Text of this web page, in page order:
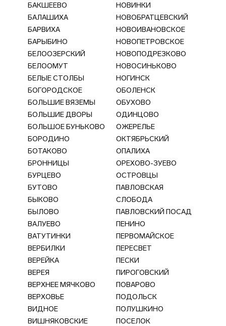
БАКШЕЕВО
БАЛАШИХА
БАРВИХА
БАРЫБИНО
БЕЛООЗЕРСКИЙ
БЕЛООМУТ
БЕЛЫЕ СТОЛБЫ
БОГОРОДСКОЕ
БОЛЬШИЕ ВЯЗЕМЫ
БОЛЬШИЕ ДВОРЫ
БОЛЬШОЕ БУНЬКОВО
БОРОДИНО
БОТАКОВО
БРОННИЦЫ
БУРЦЕВО
БУТОВО
БЫКОВО
БЫЛОВО
ВАЛУЕВО
ВАТУТИНКИ
ВЕРБИЛКИ
ВЕРЕЙКА
ВЕРЕЯ
ВЕРХНЕЕ МЯЧКОВО
ВЕРХОВЬЕ
ВИДНОЕ
ВИШНЯКОВСКИЕ
НОВИНКИ
НОВОБРАТЦЕВСКИЙ
НОВОИВАНОВСКОЕ
НОВОПЕТРОВСКОЕ
НОВОПОДРЕЗКОВО
НОВОСИНЬКОВО
НОГИНСК
ОБОЛЕНСК
ОБУХОВО
ОДИНЦОВО
ОЖЕРЕЛЬЕ
ОКТЯБРЬСКИЙ
ОПАЛИХА
ОРЕХОВО-ЗУЕВО
ОСТРОВЦЫ
ПАВЛОВСКАЯ
СЛОБОДА
ПАВЛОВСКИЙ ПОСАД
ПЕНИНО
ПЕРВОМАЙСКОЕ
ПЕРЕСВЕТ
ПЕСКИ
ПИРОГОВСКИЙ
ПОВАРОВО
ПОДОЛЬСК
ПОЛУШКИНО
ПОСЕЛОК